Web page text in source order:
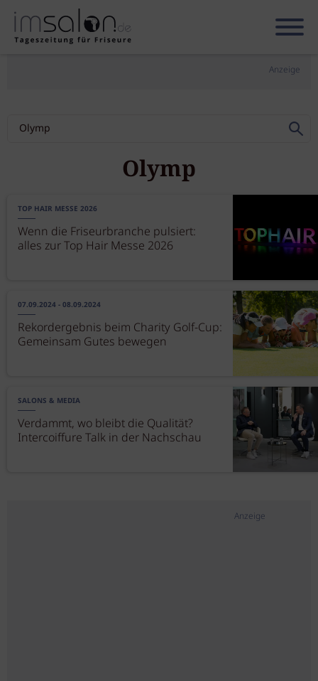
Anzeige
Olymp
TOP HAIR MESSE 2026
Wenn die Friseurbranche pulsiert:
alles zur Top Hair Messe 2026
07.09.2024 - 08.09.2024
Rekordergebnis beim Charity Golf-Cup:
Gemeinsam Gutes bewegen
SALONS & MEDIA
Verdammt, wo bleibt die Qualität?
Intercoiffure Talk in der Nachschau
Anzeige